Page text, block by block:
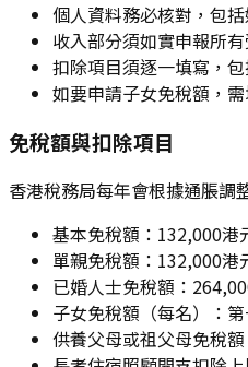
個人資料務必核對，包
收入部分須如實申報所
扣除項目須逐一填寫，
如要申請子女免稅額，
免稅額與扣除項目
香港稅務局每年會根據通脹調
基本免稅額：132,000港
單親免稅額：132,000港
已婚人士免稅額：
子女免稅額（每名）：
供養父母或祖父母免稅